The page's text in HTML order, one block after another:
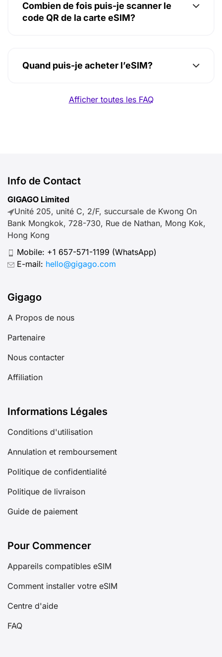
Combien de fois puis-je scanner le
code QR de la carte eSIM?
Quand puis-je acheter l’eSIM?
Afficher toutes les FAQ
Info de Contact
GIGAGO Limited
Unité 205, unité C, 2/F, succursale de Kwong On
Bank Mongkok, 728-730, Rue de Nathan, Mong Kok,
Hong Kong
Mobile: +1 657-571-1199 (WhatsApp)
E-mail: hello@gigago.com
Gigago
A Propos de nous
Partenaire
Nous contacter
Affiliation
Informations Légales
Conditions d'utilisation
Annulation et remboursement
Politique de confidentialité
Politique de livraison
Guide de paiement
Pour Commencer
Appareils compatibles eSIM
Comment installer votre eSIM
Centre d'aide
FAQ